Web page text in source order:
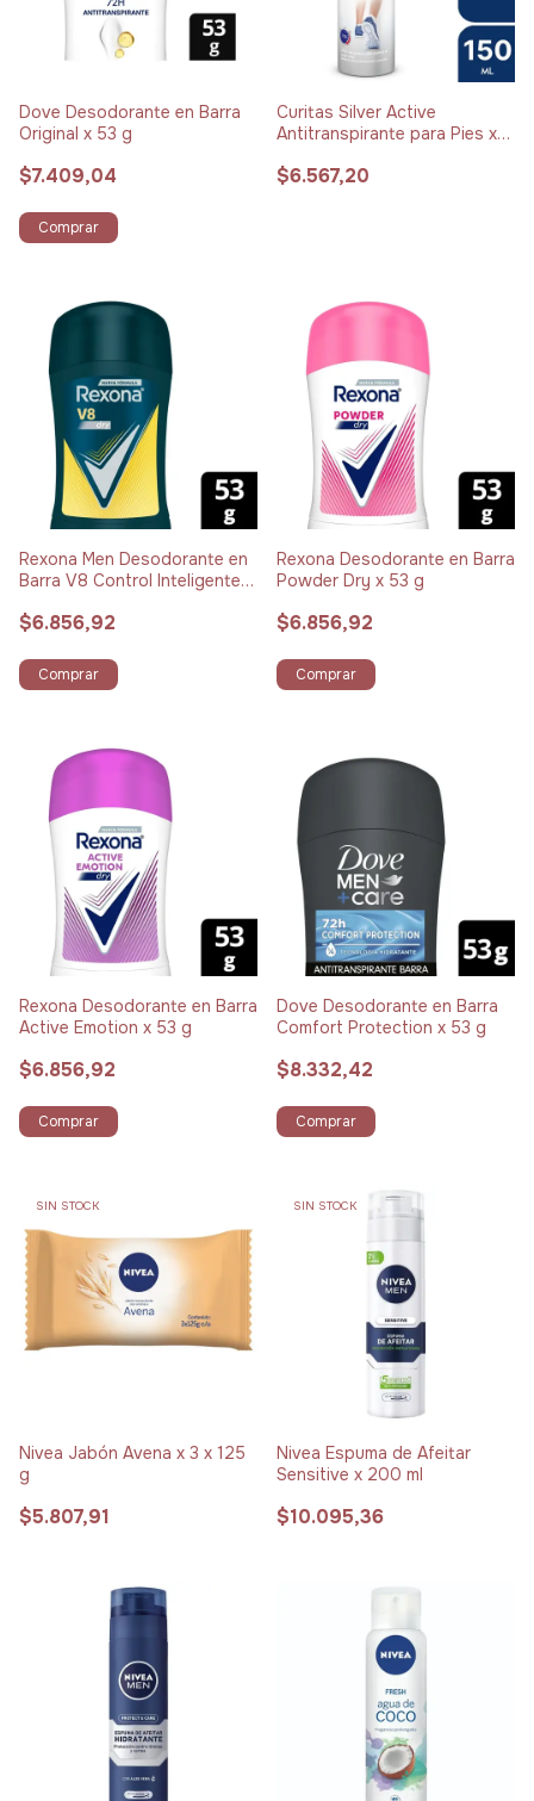
Dove Desodorante en Barra
Original x 53 g
$7.409,04
Comprar
Curitas Silver Active
Antitranspirante para Pies x
$6.567,20
Rexona Men Desodorante en
Barra V8 Control Inteligente x
$6.856,92
Comprar
Rexona Desodorante en Barra
Powder Dry x 53 g
$6.856,92
Comprar
Rexona Desodorante en Barra
Active Emotion x 53 g
$6.856,92
Comprar
Dove Desodorante en Barra
Comfort Protection x 53 g
$8.332,42
Comprar
SIN STOCK
Nivea Jabón Avena x 3 x 125
g
$5.807,91
SIN STOCK
Nivea Espuma de Afeitar
Sensitive x 200 ml
$10.095,36